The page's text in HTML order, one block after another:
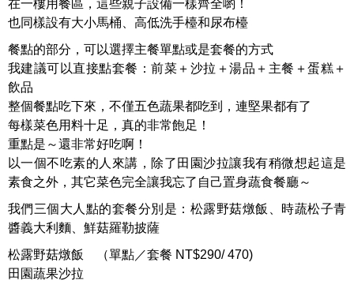
在一樓用餐區，這些親子設備一樣齊全喲！
也同樣設有大小馬桶、高低洗手檯和尿布檯
餐點的部分，可以選擇主餐單點或是套餐的方式
我建議可以直接點套餐：前菜＋沙拉＋湯品＋主餐＋蛋糕＋
飲品
整個餐點吃下來，不僅五色蔬果都吃到，連堅果都有了
每樣菜色用料十足，真的非常飽足！
重點是～還非常好吃啊！
以一個不吃素的人來講，除了田園沙拉讓我有稍微想起這是
素食之外，其它菜色完全讓我忘了自己置身蔬食餐廳～
我們三個大人點的套餐分別是：松露野菇燉飯、時蔬松子青
醬義大利麵、鮮菇羅勒披薩
松露野菇燉飯 （單點／套餐 NT$290/ 470)
田園蔬果沙拉